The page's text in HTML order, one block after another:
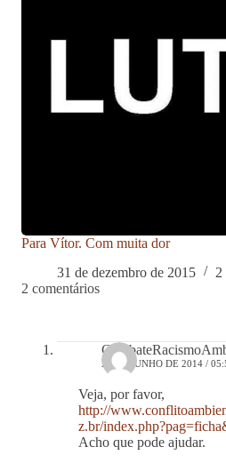
Para Vítor. Com muita dor
31 de dezembro de 2015
2
2 comentários
25 DE JUNHO DE 2014 /
Veja, por favor,
http://
z.br/
Acho que pode ajudar.